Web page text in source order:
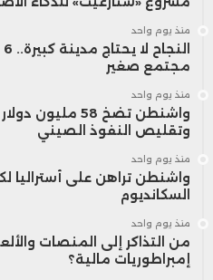
منذ يوم واحد
مجتمع صغير
منذ يوم واحد
واشنطن تضخ 58
وتقليص النفوذ الصيني
منذ يوم واحد
واشنطن تراهن على أستراليا
السكانديوم
منذ يوم واحد
من التذاكر إلى المنصات
إمبراطوريات مالية؟